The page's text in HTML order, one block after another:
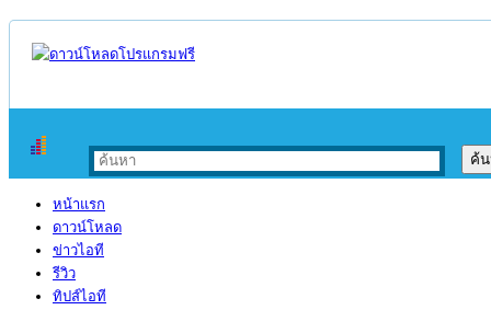
หน้าแรก
ดาวน์โหลด
ข่าวไอที
รีวิว
ทิปส์ไอที